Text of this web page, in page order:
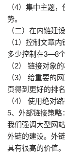
（4）集中主题
势。
（二）在内链建
（1）控制文章
多少控制在3—8个
（2） 链接对象
（3） 给重要的
页得到更好的排名
（4） 使用绝对路
5、外部链接策略：
我们强调大型网
外链的建设。外
具有很高的价值